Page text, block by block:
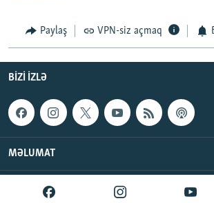
XƏBƏR BÜLLETENLƏRIMIZ
Paylaş VPN-siz açmaq
BIZI IZLƏ
MƏLUMAT
AzadlıqRadiosu © 2026 Inc. |